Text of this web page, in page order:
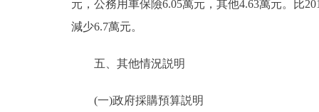
元，公務用車保險6.05萬元，其他4.63萬元。比
減少6.7萬元。
五、其他情況説明
(一)政府採購預算説明